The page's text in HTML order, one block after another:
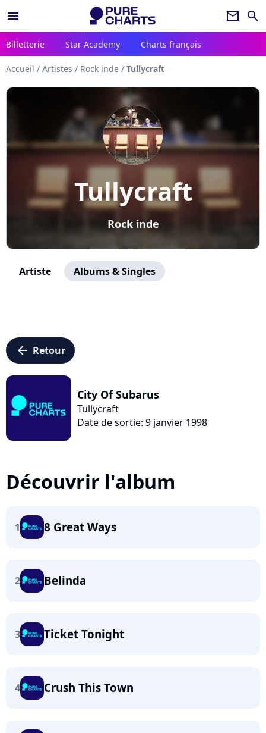
menu newsletter search
Billetterie Star Academy Charts français
Accueil / Artistes / Rock inde / Tullycraft
Tullycraft
Rock inde
Artiste Albums & Singles
arrow_left Retour
City Of Subarus
Tullycraft
Date de sortie: 9 janvier 1998
Découvrir l'album
1 8 Great Ways
2 Belinda
3 Ticket Tonight
4 Crush This Town